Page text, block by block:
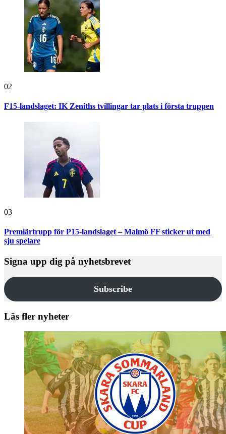
02
F15-landslaget: IK Zeniths tvillingar tar plats i första truppen
03
Premiärtrupp för P15-landslaget – Malmö FF sticker ut med
sju spelare
Signa upp dig på nyhetsbrevet
Subscribe
Läs fler nyheter